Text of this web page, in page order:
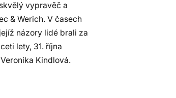
vypravěč a
& Werich. V časech
názory lidé brali za
lety, 31. října
Kindlová.